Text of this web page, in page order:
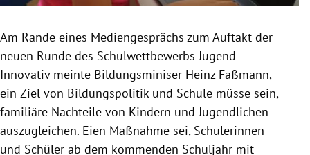
Untermenü
Am Rande eines Mediengesprächs zum Auftakt der
neuen Runde des Schulwettbewerbs Jugend
Innovativ meinte Bildungsminiser Heinz Faßmann,
ein Ziel von Bildungspolitik und Schule müsse sein,
familiäre Nachteile von Kindern und Jugendlichen
auszugleichen. Eien Maßnahme sei, Schülerinnen
und Schüler ab dem kommenden Schuljahr mit